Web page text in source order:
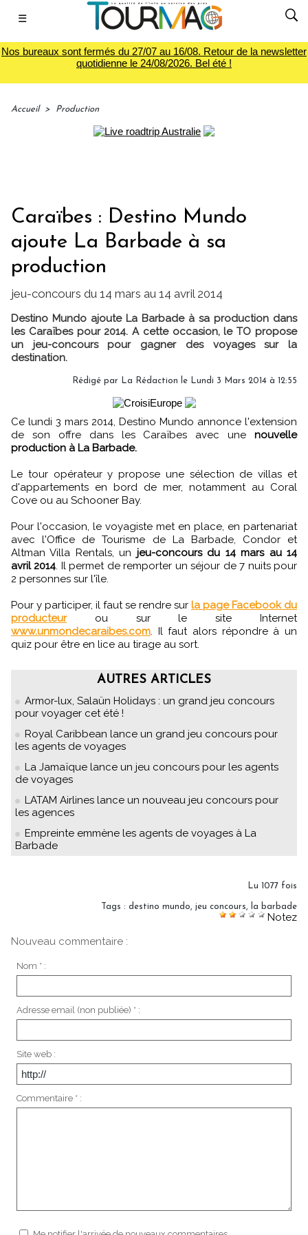
☰
Nos bureaux sont fermés du 27/07 au 16/08. Retour de la newsletter
quotidienne le 24/08/2026. Bel été !
Accueil > Production
Caraïbes : Destino Mundo
ajoute La Barbade à sa
production
jeu-concours du 14 mars au 14 avril 2014
Destino Mundo ajoute La Barbade à sa production dans
les Caraïbes pour 2014. A cette occasion, le TO propose
un jeu-concours pour gagner des voyages sur la
destination.
Rédigé par La Rédaction le Lundi 3 Mars 2014 à 12:55
Ce lundi 3 mars 2014, Destino Mundo annonce l'extension
de son offre dans les Caraïbes avec une nouvelle
production à La Barbade.
Le tour opérateur y propose une sélection de villas et
d'appartements en bord de mer, notamment au Coral
Cove ou au Schooner Bay.
Pour l'occasion, le voyagiste met en place, en partenariat
avec l'Office de Tourisme de La Barbade, Condor et
Altman Villa Rentals, un jeu-concours du 14 mars au 14
avril 2014. Il permet de remporter un séjour de 7 nuits pour
2 personnes sur l'île.
Pour y participer, il faut se rendre sur la page Facebook du
producteurou sur le site Internet
www.unmondecaraibes.com. Il faut alors répondre à un
quiz pour être en lice au tirage au sort.
AUTRES ARTICLES
Armor-lux, Salaün Holidays : un grand jeu concours
pour voyager cet été !
Royal Caribbean lance un grand jeu concours pour
les agents de voyages
La Jamaïque lance un jeu concours pour les agents
de voyages
LATAM Airlines lance un nouveau jeu concours pour
les agences
Empreinte emmène les agents de voyages à La
Barbade
Lu 1077 fois
Tags : destino mundo, jeu concours, la barbade
Notez
Nouveau commentaire :
Nom * :
Adresse email (non publiée) * :
Site web :
Commentaire * :